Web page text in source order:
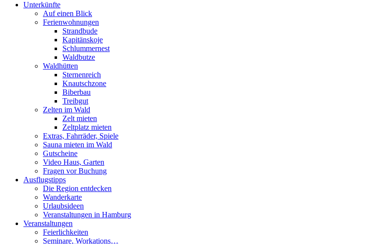
Unterkünfte
Auf einen Blick
Ferienwohnungen
Strandbude
Kapitänskoje
Schlummernest
Waldbutze
Waldhütten
Sternenreich
Knautschzone
Biberbau
Treibgut
Zelten im Wald
Zelt mieten
Zeltplatz mieten
Extras, Fahrräder, Spiele
Sauna mieten im Wald
Gutscheine
Video Haus, Garten
Fragen vor Buchung
Ausflugstipps
Die Region entdecken
Wanderkarte
Urlaubsideen
Veranstaltungen in Hamburg
Veranstaltungen
Feierlichkeiten
Seminare, Workations…